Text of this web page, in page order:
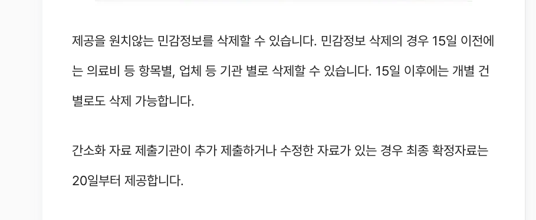
제공을 원치않는 민감정보를 삭제할 수 있습니다. 민감정보 삭제의 경우 15일 이전에
는 의료비 등 항목별, 업체 등 기관 별로 삭제할 수 있습니다. 15일 이후에는 개별 건
별로도 삭제 가능합니다.
간소화 자료 제출기관이 추가 제출하거나 수정한 자료가 있는 경우 최종 확정자료는
20일부터 제공합니다.